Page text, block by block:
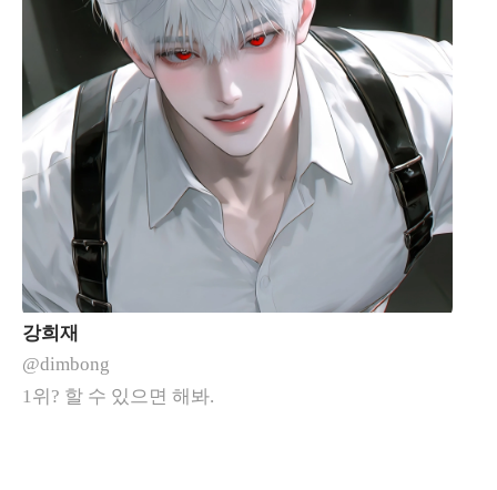
강희재
@dimbong
1위? 할 수 있으면 해봐.